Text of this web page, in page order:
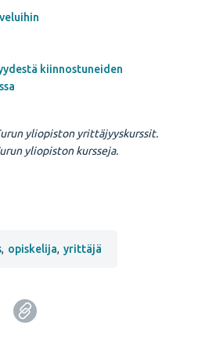
kiinnostuneiden
yliopiston yrittäjyyskurssit.
yliopiston kursseja.
, opiskelija, yrittäjä